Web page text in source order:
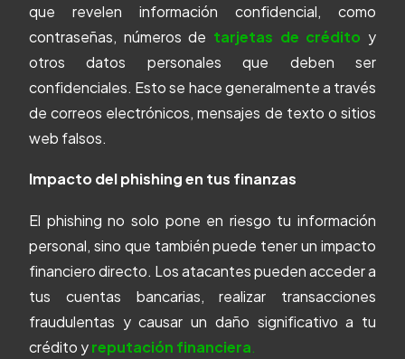
que revelen información confidencial, como
contraseñas, números de tarjetas de crédito y
otros datos personales que deben ser
confidenciales. Esto se hace generalmente a través
de correos electrónicos, mensajes de texto o sitios
web falsos.
Impacto del phishing en tus finanzas
El phishing no solo pone en riesgo tu información
personal, sino que también puede tener un impacto
financiero directo. Los atacantes pueden acceder a
tus cuentas bancarias, realizar transacciones
fraudulentas y causar un daño significativo a tu
crédito yreputación financiera.